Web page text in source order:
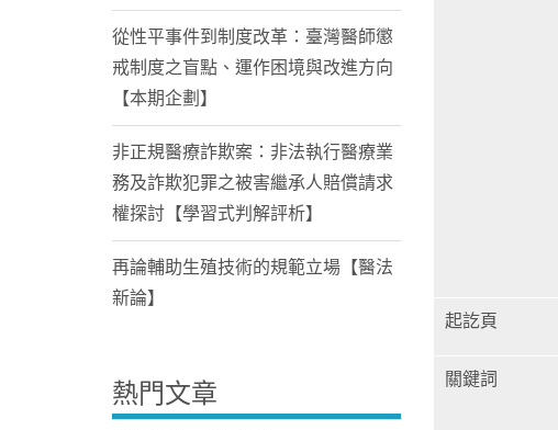
起訖頁
關鍵詞
從性平事件到制度改革：臺灣醫師懲
戒制度之盲點、運作困境與改進方向
【本期企劃】
非正規醫療詐欺案：非法執行醫療業
務及詐欺犯罪之被害繼承人賠償請求
權探討【學習式判解評析】
再論輔助生殖技術的規範立場【醫法
新論】
熱門文章